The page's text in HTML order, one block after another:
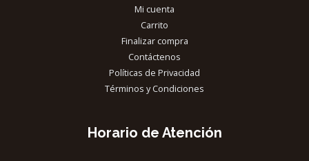
Mi cuenta
Carrito
Finalizar compra
Contáctenos
Políticas de Privacidad
Términos y Condiciones
Horario de Atención